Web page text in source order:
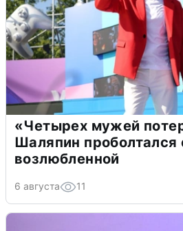
«Четырех мужей
Шаляпин проболтался
возлюбленной
6 августа 11